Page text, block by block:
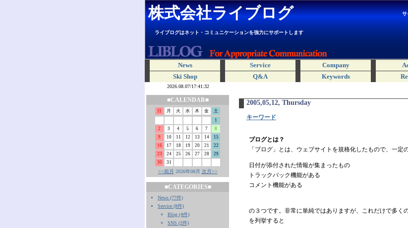
株式会社ライブログ
ライブログはネット・コミュニケーションを強力にサポートします
サ
News Service Company
Ski Shop
Q&A Keywords
■CALENDAR■
日 月 火 水 木 金
土
1
2
3 4 5 6 7
8
9
10 11 12 13 14
15
16
17 18 19 20 21
22
23
24 25 26 27 28
29
30
31
<<前月 2026年08月 次月>>
■CATEGORIES■
News (77件)
Service (8件)
Blog (4件)
SNS (2件)
2005,05,12, Thursday
キーワード
ブログとは？
「ブログ」とは、ウェブサイトを規格化したもので、一定
日付が添付された情報が集まったもの
トラックバック機能がある
コメント機能がある
の３つです。非常に単純ではありますが、これだけで多く
を列挙すると